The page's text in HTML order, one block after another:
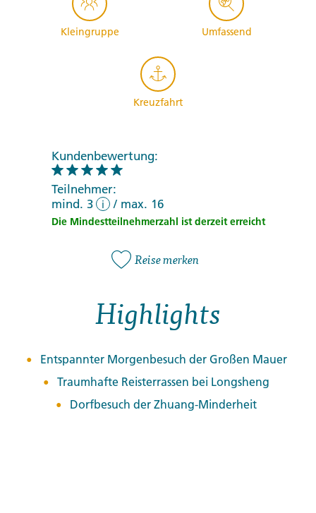
Kleingruppe Umfassend
Kreuzfahrt
Kundenbewertung:
Teilnehmer:
mind. 3
i / max. 16
Die Mindestteilnehmerzahl ist derzeit erreicht
Reise merken
Highlights
Entspannter Morgenbesuch der Großen Mauer
Traumhafte Reisterrassen bei Longsheng
Dorfbesuch der Zhuang-Minderheit